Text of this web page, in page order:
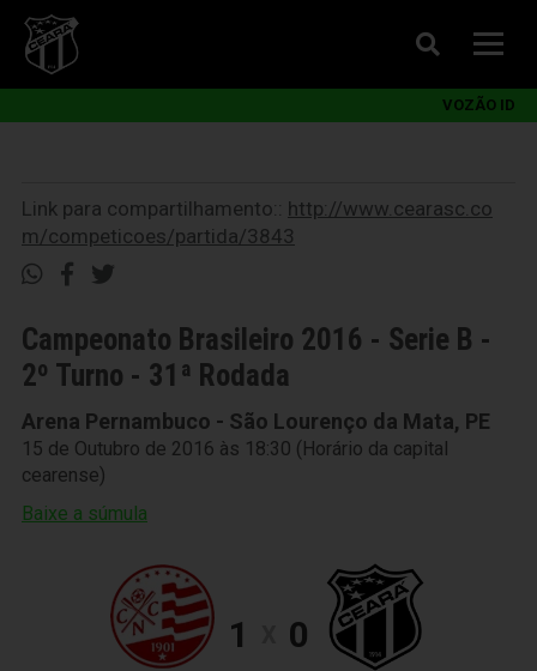
VOZÃO ID
Link para compartilhamento:: http://www.cearasc.co
m/competicoes/partida/3843
Campeonato Brasileiro 2016 - Serie B -
2º Turno - 31ª Rodada
Arena Pernambuco - São Lourenço da Mata, PE
15 de Outubro de 2016 às 18:30 (Horário da capital
cearense)
Baixe a súmula
1 0